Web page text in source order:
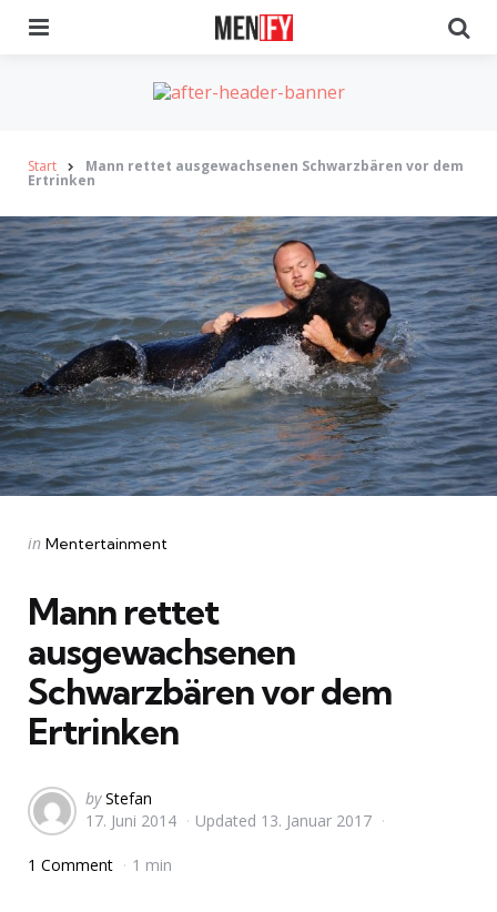
Start Mann rettet ausgewachsenen Schwarzbären vor dem
Ertrinken
Categories
Posted
in Mentertainment
Mann rettet
ausgewachsenen
Schwarzbären vor dem
Ertrinken
Posted
by
by Stefan
17. Juni 2014
Updated 13. Januar 2017
1 Comment 1 min